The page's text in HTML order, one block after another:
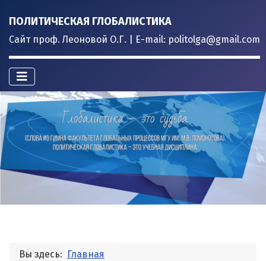
ПОЛИТИЧЕСКАЯ ГЛОБАЛИСТИКА
Сайт проф. Леоновой О.Г. | E-mail: politolga@gmail.com
Вы здесь: Главная